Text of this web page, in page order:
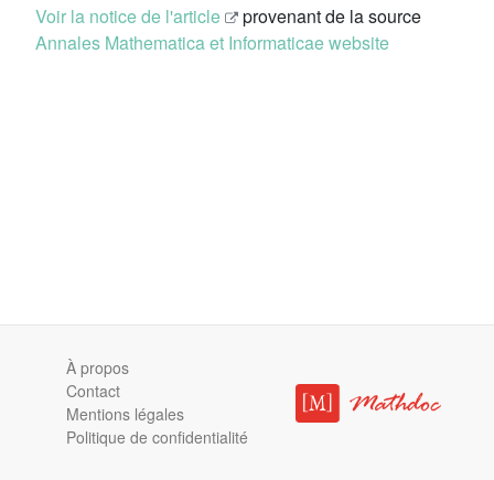
Voir la notice de l'article
provenant de la source
Annales Mathematica et Informaticae website
À propos
Contact
Mentions légales
Politique de confidentialité